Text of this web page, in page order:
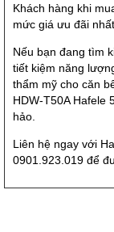
Khách hàng khi
mức giá ưu đãi
Nếu bạn đang tìm
tiết kiệm năng
thẩm mỹ cho căn
HDW-T50A Hafele
hảo.
Liên hệ ngay với
0901.923.019 để